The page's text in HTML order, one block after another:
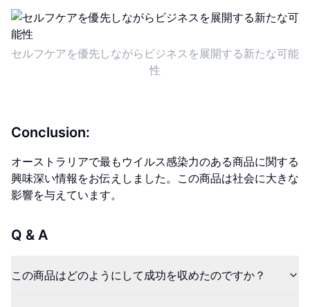
セルフケアを優先しながらビジネスを展開する新たな可能
性
Conclusion:
オーストラリアで最もウイルス感染力のある商品に関する
興味深い情報をお伝えしました。この商品は社会に大きな
影響を与えています。
Q & A
この商品はどのようにして成功を収めたのですか？